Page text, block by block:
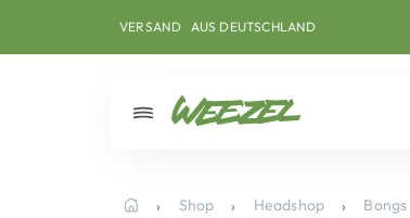
VERSAND
Shop Headshop Bongs